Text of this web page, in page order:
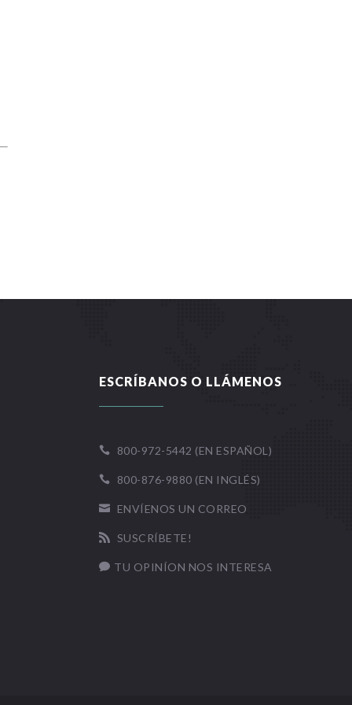
ESCRÍBANOS O LLÁMENOS
 800-972-5442 (EN ESPAÑOL)
 800-876-9880 (EN INGLÉS)
 ENVÍENOS UN CORREO
 SUSCRÍBETE!
 TU OPINÍON NOS INTERESA